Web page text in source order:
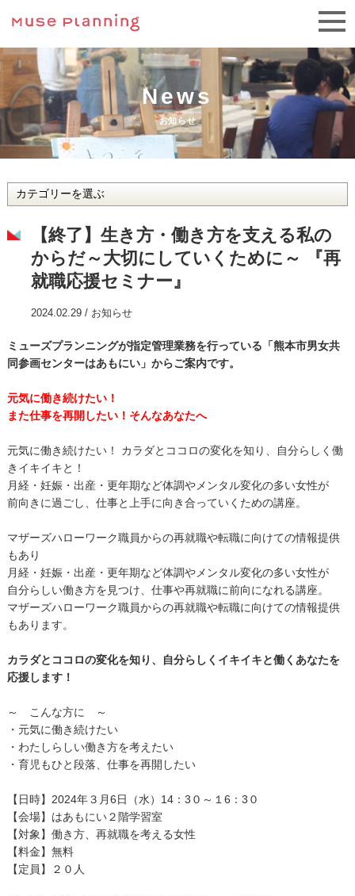
News
お知らせ
【終了】生き方・働き方を支える私の
からだ～大切にしていくために～ 『再
就職応援セミナー』
2024.02.29 / お知らせ
ミューズプランニングが指定管理業務を行っている「熊本市男女共
同参画センターはあもにい」からご案内です。
元気に働き続けたい！
また仕事を再開したい！そんなあなたへ
元気に働き続けたい！ カラダとココロの変化を知り、自分らしく働
きイキイキと！
月経・妊娠・出産・更年期など体調やメンタル変化の多い女性が
前向きに過ごし、仕事と上手に向き合っていくための講座。
マザーズハローワーク職員からの再就職や転職に向けての情報提供
もあり
月経・妊娠・出産・更年期など体調やメンタル変化の多い女性が
自分らしい働き方を見つけ、仕事や再就職に前向になれる講座。
マザーズハローワーク職員からの再就職や転職に向けての情報提供
もあります。
カラダとココロの変化を知り、自分らしくイキイキと働くあなたを
応援します！
～ こんな方に ～
・元気に働き続けたい
・わたしらしい働き方を考えたい
・育児もひと段落、仕事を再開したい
【日時】2024年３月6日（水）14：3０～１6：3０
【会場】はあもにい２階学習室
【対象】働き方、再就職を考える女性
【料金】無料
【定員】２０人